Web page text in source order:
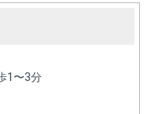
1〜3分